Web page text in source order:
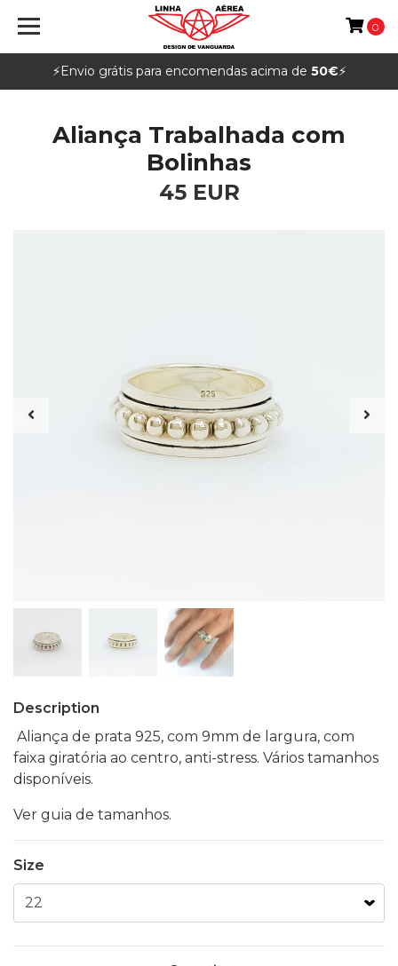
⚡️Envio grátis para encomendas acima de 50€⚡️
0
Aliança Trabalhada com
Bolinhas
45 EUR
Description
Aliança de prata 925, com 9mm de largura, com
faixa giratória ao centro, anti-stress. Vários tamanhos
disponíveis.
Ver guia de tamanhos.
Size